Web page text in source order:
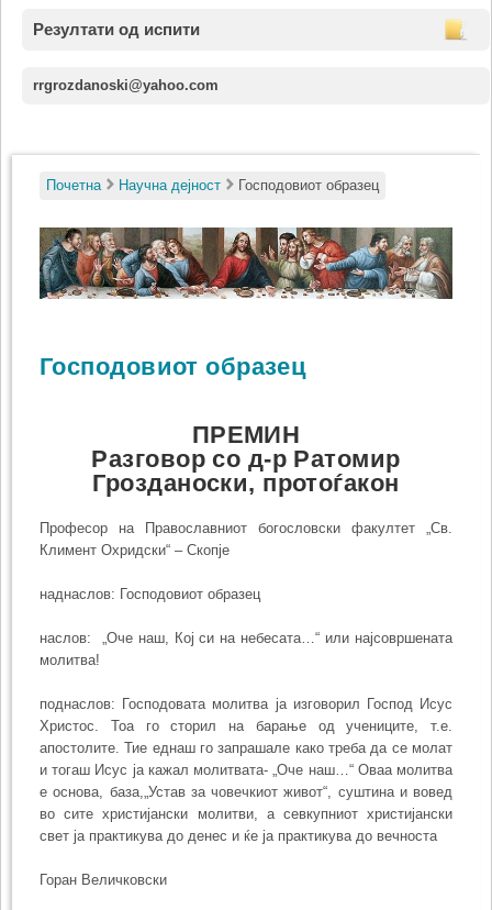
Резултати од испити
rrgrozdanoski@yahoo.com
Почетна Научна дејност Господовиот образец
Господовиот образец
ПРЕМИН
Разговор со д-р Ратомир
Грозданоски, протоѓакон
Професор на Православниот богословски факултет „Св.
Климент Охридски“ – Скопје
наднаслов: Господовиот образец
наслов: „Оче наш, Кој си на небесата…“ или најсовршената
молитва!
поднаслов: Господовата молитва ја изговорил Господ Исус
Христос. Тоа го сторил на барање од учениците, т.е.
апостолите. Тие еднаш го запрашале како треба да се молат
и тогаш Исус ја кажал молитвата- „Оче наш…“ Оваа молитва
е основа, база,„Устав за човечкиот живот“, суштина и вовед
во сите христијански молитви, а севкупниот христијански
свет ја практикува до денес и ќе ја практикува до вечноста
Горан Величковски